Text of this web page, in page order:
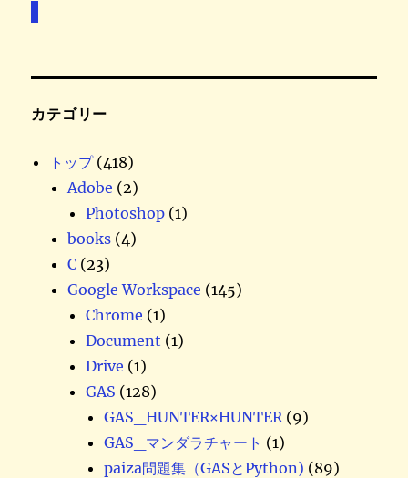
カテゴリー
トップ(418)
Adobe (2)
Photoshop (1)
books (4)
C (23)
Google Workspace (145)
Chrome (1)
Document (1)
Drive (1)
GAS (128)
GAS_HUNTER×HUNTER(9)
GAS_マンダラチャート (1)
paiza問題集（GASとPython) (89)